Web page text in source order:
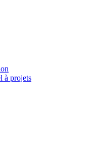
à projets